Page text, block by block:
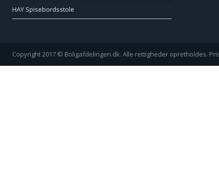
HAY Spisebordsstole
Copyright 2017 © Boligafdelingen.dk. Alle rettigheder opretholdes.